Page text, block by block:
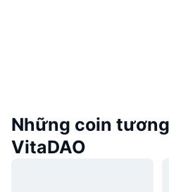
Những coin
VitaDAO